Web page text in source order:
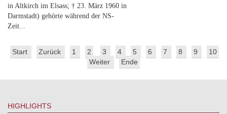
in Altkirch im Elsass; † 23. März 1960 in
Darmstadt) gehörte während der NS-
Zeit...
Start Zurück 1 2 3 4 5 6 7 8 9
10
Weiter
Ende
HIGHLIGHTS